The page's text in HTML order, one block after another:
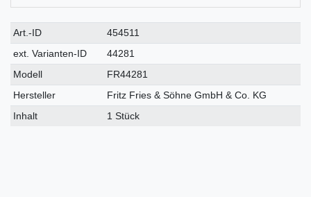
Technisches
Merkmal
Wert
Art.-ID
454511
ext. Varianten-ID
44281
Modell
FR44281
Hersteller
Fritz Fries & Söhne GmbH & Co. KG
Inhalt
1 Stück